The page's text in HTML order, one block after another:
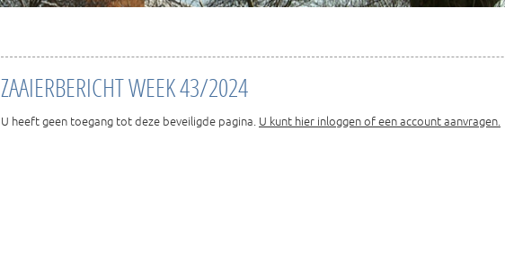
ZAAIERBERICHT WEEK 43/2024
U heeft geen toegang tot deze beveiligde pagina. U kunt hier inloggen of een account aanvragen.